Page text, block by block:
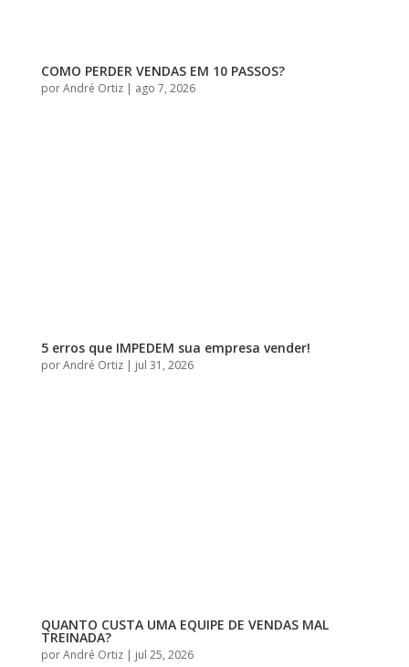
COMO PERDER VENDAS EM 10 PASSOS?
porAndré Ortiz| ago 7, 2026
5 erros que IMPEDEM sua empresa vender!
porAndré Ortiz| jul 31, 2026
QUANTO CUSTA UMA EQUIPE DE VENDAS MAL
TREINADA?
porAndré Ortiz| jul 25, 2026